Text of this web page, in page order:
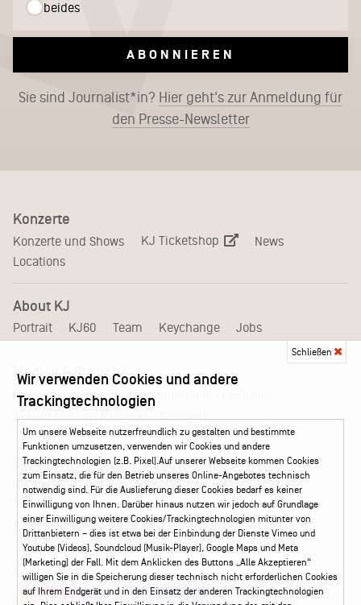
beides
ABONNIEREN
Sie sind Journalist*in? Hier geht's zur Anmeldung für
den Presse-Newsletter
Konzerte
Konzerte und Shows KJ Ticketshop
News
Locations
About KJ
Portrait KJ60 Team Keychange Jobs
Medien & Branche
Booking Presse
Pressematerial – Festivals
Akkreditierungsformular – Festivals
Service
Kontakt Leichte Sprache
FAQ / Hilfe
Ticketshop Hamburg
Gutscheine
Callback-Service
Ticketservice 040 - 413 22 60
Social Media
Instagram Facebook
Schließen
Wir verwenden Cookies und andere
Trackingtechnologien
Um unsere Webseite nutzerfreundlich zu gestalten und bestimmte
Funktionen umzusetzen, verwenden wir Cookies und andere
Trackingtechnologien (z.B. Pixel).Auf unserer Webseite kommen Cookies
zum Einsatz, die für den Betrieb unseres Online-Angebotes technisch
notwendig sind. Für die Auslieferung dieser Cookies bedarf es keiner
Einwilligung von Ihnen. Darüber hinaus nutzen wir jedoch auf Grundlage
einer Einwilligung weitere Cookies/Trackingtechnologien mitunter von
Drittanbietern – dies ist etwa bei der Einbindung der Dienste Vimeo und
Youtube (Videos), Soundcloud (Musik-Player), Google Maps und Meta
(Marketing) der Fall. Mit dem Anklicken des Buttons „Alle Akzeptieren“
willigen Sie in die Speicherung dieser technisch nicht erforderlichen Cookies
auf Ihrem Endgerät und in den Einsatz der anderen Trackingtechnologien